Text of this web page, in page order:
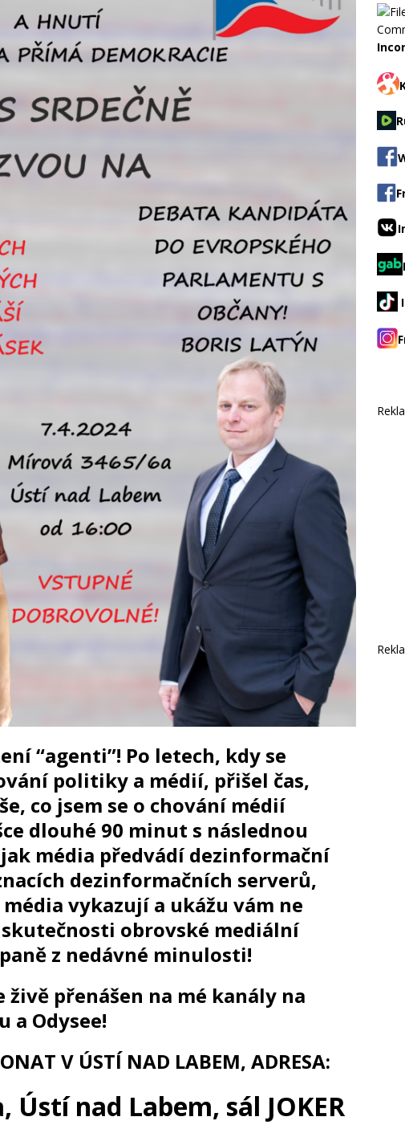
“agenti”! Po letech, kdy se
politiky a médií, přišel čas,
co jsem se o chování médií
dlouhé 90 minut s následnou
média předvádí dezinformační
dezinformačních serverů,
vykazují a ukážu vám ne
obrovské mediální
z nedávné minulosti!
přenášen na mé kanály na
a Odysee!
V ÚSTÍ NAD LABEM, ADRESA:
Ústí nad Labem, sál JOKER